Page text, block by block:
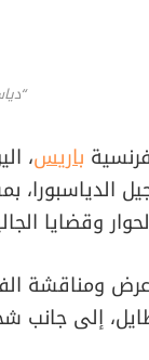
باريس،
وقضايا
ومناقشة
إلى جانب